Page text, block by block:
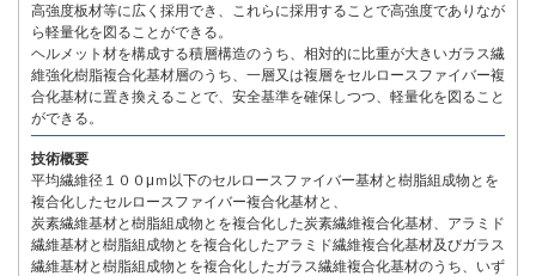
高強度板材等に広く採用でき、これらに採用することで高強度でありなが
ら軽量化を図ることができる。
ヘルメット材を構成する積層構造のうち、相対的に比重が大きいガラス繊
維強化樹脂複合化基材層のうち、一層又は複層をセルロースファイバー複
合化基材に置き換えることで、安全基準を確保しつつ、軽量化を図ること
ができる。
技術概要
平均繊維径１００μｍ以下のセルロースファイバー基材と樹脂組成物とを
複合化したセルロースファイバー複合化基材と、
炭素繊維基材と樹脂組成物とを複合化した炭素繊維複合化基材、アラミド
繊維基材と樹脂組成物とを複合化したアラミド繊維複合化基材及びガラス
繊維基材と樹脂組成物とを複合化したガラス繊維複合化基材のうち、いず